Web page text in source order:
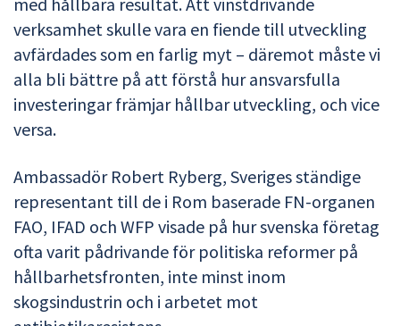
verksamhet skulle vara en fiende till utveckling
avfärdades som en farlig myt – däremot måste vi
alla bli bättre på att förstå hur ansvarsfulla
investeringar främjar hållbar utveckling, och vice
versa.
Ambassadör Robert Ryberg, Sveriges ständige
representant till de i Rom baserade FN-organen
FAO, IFAD och WFP visade på hur svenska företag
ofta varit pådrivande för politiska reformer på
hållbarhetsfronten, inte minst inom
skogsindustrin och i arbetet mot